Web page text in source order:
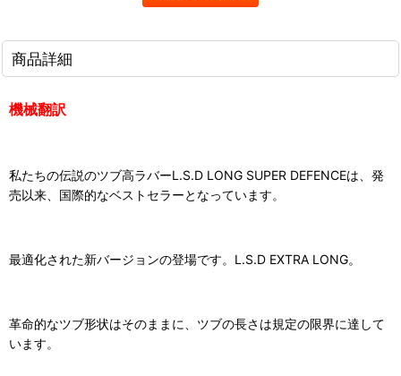
商品詳細
機械翻訳
私たちの伝説のツブ高ラバーL.S.D LONG SUPER DEFENCEは、発
売以来、国際的なベストセラーとなっています。
最適化された新バージョンの登場です。L.S.D EXTRA LONG。
革命的なツブ形状はそのままに、ツブの長さは規定の限界に達して
います。